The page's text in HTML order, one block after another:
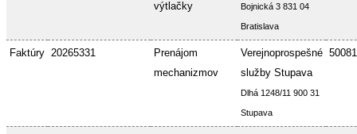
výtlačky
Bojnická 3 831 04
Bratislava
Faktúry 20265331
Prenájom
mechanizmov
Verejnoprospešné
služby Stupava
Dlhá 1248/11 900 31
Stupava